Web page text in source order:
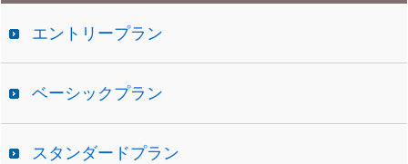
エントリープラン
ベーシックプラン
スタンダードプラン